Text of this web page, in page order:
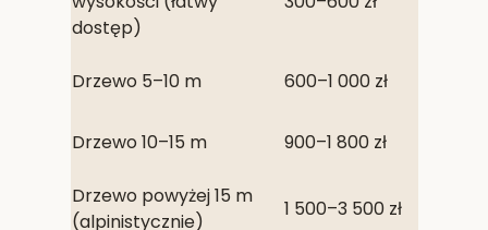
dostęp)
Drzewo 5–10 m 600–1 000 zł
Drzewo 10–15 m 900–1 800 zł
Drzewo powyżej 15 m
(alpinistycznie)
1 500–3 500 zł